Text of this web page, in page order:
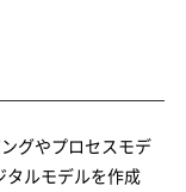
グやプロセスモデ
タルモデルを作成